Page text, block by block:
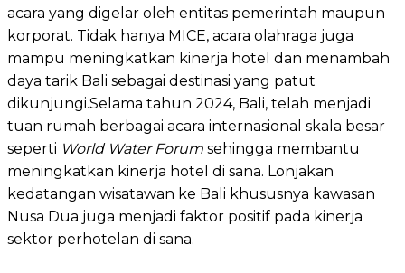
acara yang digelar oleh entitas pemerintah maupun
korporat. Tidak hanya MICE, acara olahraga juga
mampu meningkatkan kinerja hotel dan menambah
daya tarik Bali sebagai destinasi yang patut
dikunjungi.Selama tahun 2024, Bali, telah menjadi
tuan rumah berbagai acara internasional skala besar
seperti World Water Forum sehingga membantu
meningkatkan kinerja hotel di sana. Lonjakan
kedatangan wisatawan ke Bali khususnya kawasan
Nusa Dua juga menjadi faktor positif pada kinerja
sektor perhotelan di sana.